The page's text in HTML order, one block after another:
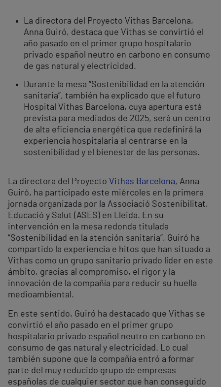
La directora del Proyecto Vithas Barcelona,
Anna Guiró, destaca que Vithas se convirtió el
año pasado en el primer grupo hospitalario
privado español neutro en carbono en consumo
de gas natural y electricidad.
Durante la mesa “Sostenibilidad en la atención
sanitaria”, también ha explicado que el futuro
Hospital Vithas Barcelona, cuya apertura está
prevista para mediados de 2025, será un centro
de alta eficiencia energética que redefinirá la
experiencia hospitalaria al centrarse en la
sostenibilidad y el bienestar de las personas.
La directora del Proyecto Vithas Barcelona, Anna
Guiró, ha participado este miércoles en la primera
jornada organizada por la Associació Sostenibilitat,
Educació y Salut (ASES) en Lleida. En su
intervención en la mesa redonda titulada
“Sostenibilidad en la atención sanitaria”, Guiró ha
compartido la experiencia e hitos que han situado a
Vithas como un grupo sanitario privado líder en este
ámbito, gracias al compromiso, el rigor y la
innovación de la compañía para reducir su huella
medioambiental.
En este sentido, Guiró ha destacado que Vithas se
convirtió el año pasado en el primer grupo
hospitalario privado español neutro en carbono en
consumo de gas natural y electricidad. Lo cual
también supone que la compañía entró a formar
parte del muy reducido grupo de empresas
españolas de cualquier sector que han conseguido